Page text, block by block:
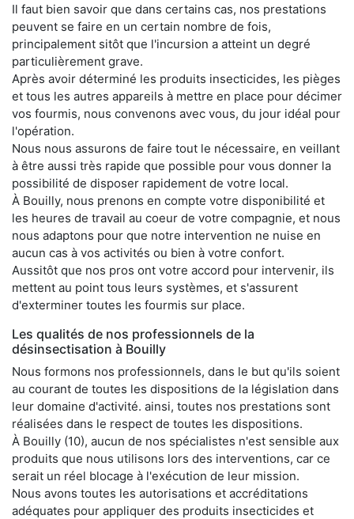
Il faut bien savoir que dans certains cas, nos prestations
peuvent se faire en un certain nombre de fois,
principalement sitôt que l'incursion a atteint un degré
particulièrement grave.
Après avoir déterminé les produits insecticides, les pièges
et tous les autres appareils à mettre en place pour décimer
vos fourmis, nous convenons avec vous, du jour idéal pour
l'opération.
Nous nous assurons de faire tout le nécessaire, en veillant
à être aussi très rapide que possible pour vous donner la
possibilité de disposer rapidement de votre local.
À Bouilly, nous prenons en compte votre disponibilité et
les heures de travail au coeur de votre compagnie, et nous
nous adaptons pour que notre intervention ne nuise en
aucun cas à vos activités ou bien à votre confort.
Aussitôt que nos pros ont votre accord pour intervenir, ils
mettent au point tous leurs systèmes, et s'assurent
d'exterminer toutes les fourmis sur place.
Les qualités de nos professionnels de la
désinsectisation à Bouilly
Nous formons nos professionnels, dans le but qu'ils soient
au courant de toutes les dispositions de la législation dans
leur domaine d'activité. ainsi, toutes nos prestations sont
réalisées dans le respect de toutes les dispositions.
À Bouilly (10), aucun de nos spécialistes n'est sensible aux
produits que nous utilisons lors des interventions, car ce
serait un réel blocage à l'exécution de leur mission.
Nous avons toutes les autorisations et accréditations
adéquates pour appliquer des produits insecticides et